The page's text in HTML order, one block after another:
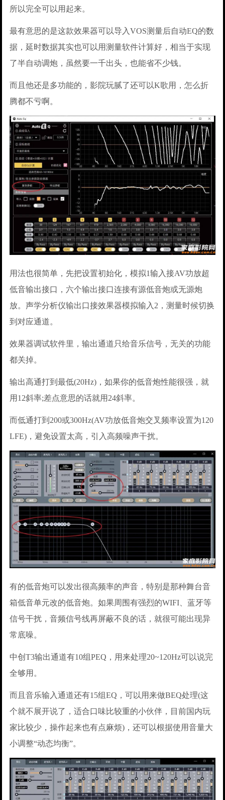
所以完全可以用起来。
最有意思的是这款效果器可以导入VOS测量后自动EQ的数
据，延时数据其实也可以用测量软件计算好，相当于实现
了半自动调炮，虽然要一千出头，也能省不少钱。
而且他还是多功能的，影院玩腻了还可以K歌用，怎么折
腾都不亏啊。
用法也很简单，先把设置初始化，模拟1输入接AV功放超
低音输出接口，六个输出接口连接有源低音炮或无源炮
放。声学分析仪输出口接效果器模拟输入2，测量时候切换
到对应通道。
效果器调试软件里，输出通道只给音乐信号，无关的功能
都关掉。
输出高通打到最低(20Hz)，如果你的低音炮性能很强，就
用12斜率;差点意思的话就用24斜率。
而低通打到200或300Hz(AV功放低音炮交叉频率设置为120
LFE)，避免设置太高，引入高频噪声干扰。
有的低音炮可以发出很高频率的声音，特别是那种舞台音
箱低音单元改的低音炮。如果周围有强烈的WIFI、蓝牙等
信号干扰，音频信号线再屏蔽不良的话，就很可能出现异
常底噪。
中创T3输出通道有10组PEQ，用来处理20~120Hz可以说完
全够用。
而且音乐输入通道还有15组EQ，可以用来做BEQ处理(这
个就不展开说了，适合口味比较重的小伙伴，目前国内玩
家比较少，操作起来也有点麻烦)，还可以根据使用音量大
小调整“动态均衡”。